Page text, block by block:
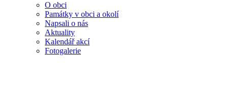
O obci
Památky v obci a okolí
Napsali o nás
Aktuality
Kalendář akcí
Fotogalerie